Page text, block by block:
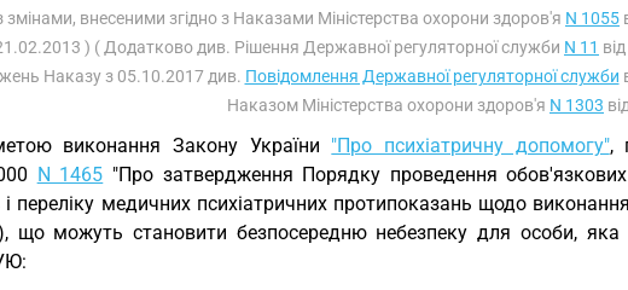
змінами, внесеними згідно з Наказами Міністерства охорони здоров'я N 1055
) ( Додатково див. Рішення Державної регуляторної служби N 11
Наказу з 05.10.2017 див. Повідомлення Державної регуляторної служби
Наказом Міністерства охорони здоров'я N 1303
виконання Закону України "Про психіатричну допомогу",
N 1465 "Про затвердження Порядку проведення обов'язкових
і переліку медичних психіатричних протипоказань щодо
що можуть становити безпосередню небезпеку для особи, яка